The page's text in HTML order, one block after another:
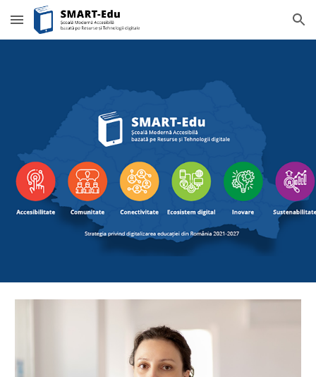
Skip to main content Skip to navigation